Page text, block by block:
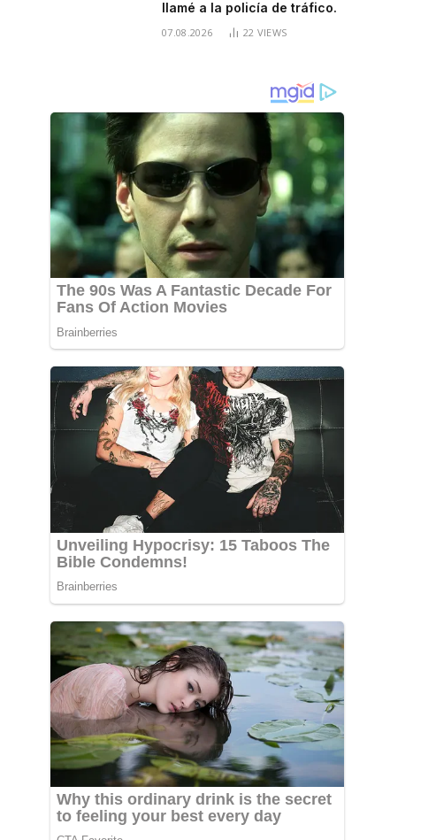
llamé a la policía de tráfico.
07.08.2026 22 VIEWS